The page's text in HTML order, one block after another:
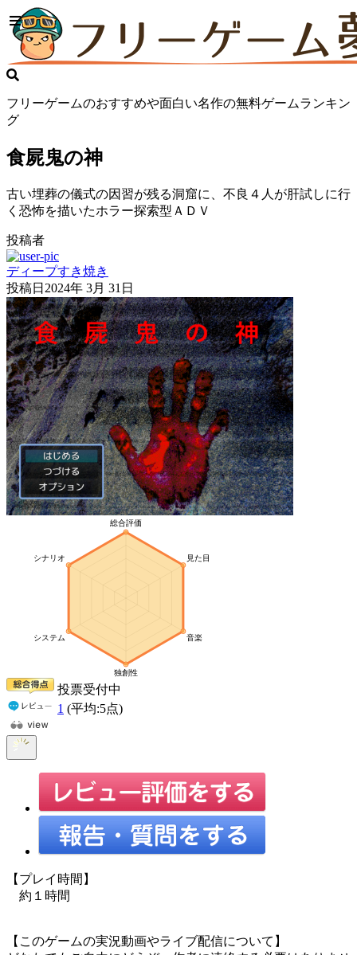
フリーゲームのおすすめや面白い名作の無料ゲームランキン
グ
食屍鬼の神
古い埋葬の儀式の因習が残る洞窟に、不良４人が肝試しに行
く恐怖を描いたホラー探索型ＡＤＶ
投稿者
ディープすき焼き
投稿日 2024年 3月 31日
投票受付中
1 (平均:5点)
【プレイ時間】
約１時間
【このゲームの実況動画やライブ配信について】